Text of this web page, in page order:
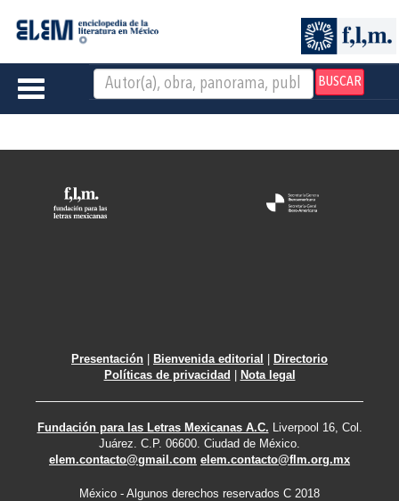
BUSCAR
Toggle
Presentación | Bienvenida editorial | Directorio
Políticas de privacidad | Nota legal
Fundación para las Letras Mexicanas A.C. Liverpool 16, Col.
Juárez. C.P. 06600. Ciudad de México.
elem.contacto@gmail.com elem.contacto@flm.org.mx
México - Algunos derechos reservados C 2018